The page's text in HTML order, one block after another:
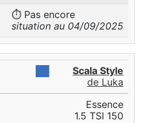
⏱️ Pas encore
situation au 04/09/2025
Scala Style
de Luka
Essence
1.5 TSI 150